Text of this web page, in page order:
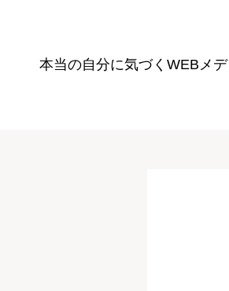
本当の自分に気づく WEBメ